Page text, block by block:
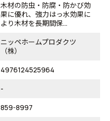
木材の防虫・防腐・防かび効
果に優れ、強力はっ水効果に
より木材を長期間保...
ニッペホームプロダクツ
（株）
4976124525964
-
859-8997